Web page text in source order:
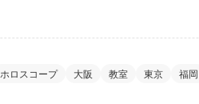
ホロスコープ 大阪 教室 東京 福岡